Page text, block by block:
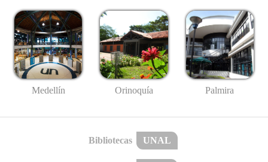
Medellín Orinoquía Palmira
Bibliotecas UNAL